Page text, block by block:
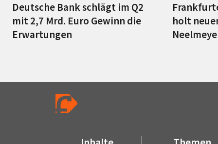
Deutsche Bank schlägt im Q2
mit 2,7 Mrd. Euro Gewinn die
Erwartungen
holt